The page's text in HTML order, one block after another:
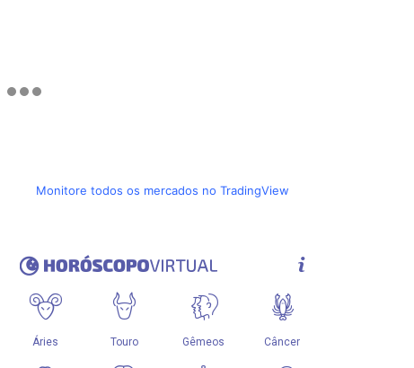
Monitore todos os mercados no TradingView